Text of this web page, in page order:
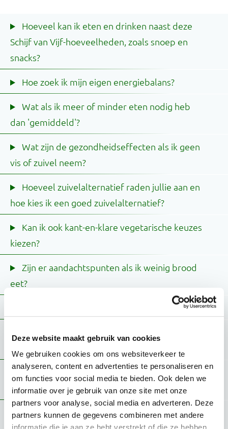
Deze website maakt gebruik van cookies
We gebruiken cookies om ons websiteverkeer te
analyseren, content en advertenties te personaliseren en
om functies voor social media te bieden. Ook delen we
informatie over je gebruik van onze site met onze
partners voor analyse, social media en adverteren. Deze
partners kunnen de gegevens combineren met andere
informatie die je aan ze hebt verstrekt of die ze hebben
Hoeveel kan ik eten en drinken naast deze
Schijf van Vijf-hoeveelheden, zoals snoep en
snacks?
Hoe zoek ik mijn eigen energiebalans?
Wat als ik meer of minder eten nodig heb
dan 'gemiddeld'?
Wat zijn de gezondheidseffecten als ik geen
vis of zuivel neem?
Hoeveel zuivelalternatief raden jullie aan en
hoe kies ik een goed zuivelalternatief?
Kan ik ook kant-en-klare vegetarische keuzes
kiezen?
Zijn er aandachtspunten als ik weinig brood
eet?
Wat als ik geen halvarine of margarine eet?
Ik wil graag meer vlees eten dan jullie
aanbevelen, wat voor een effect heeft dat?
Welke eetvoorkeuren bieden we aan in de